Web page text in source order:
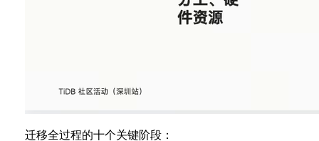
迁移全过程的十个关键阶段：